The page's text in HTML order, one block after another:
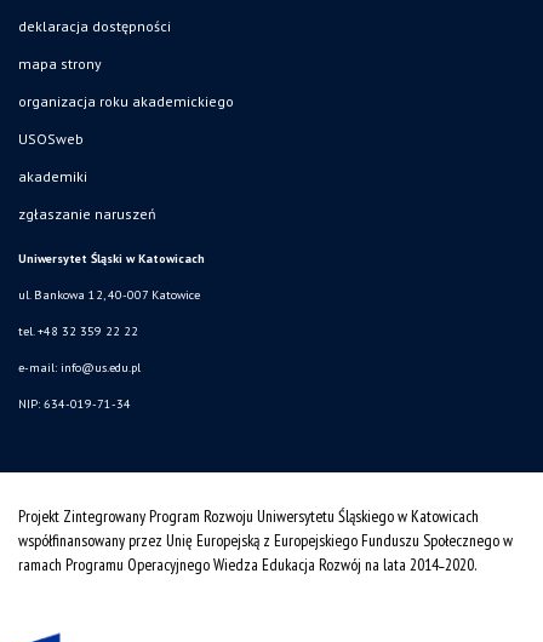
deklaracja dostępności
mapa strony
organizacja roku akademickiego
USOSweb
akademiki
zgłaszanie naruszeń
Uniwersytet Śląski w Katowicach
ul. Bankowa 12, 40-007 Katowice
tel. +48 32 359 22 22
e-mail: info@us.edu.pl
NIP: 634-019-71-34
Projekt Zintegrowany Program Rozwoju Uniwersytetu Śląskiego w Katowicach
współfinansowany przez Unię Europejską z Europejskiego Funduszu Społecznego w
ramach Programu Operacyjnego Wiedza Edukacja Rozwój na lata 2014˗2020.